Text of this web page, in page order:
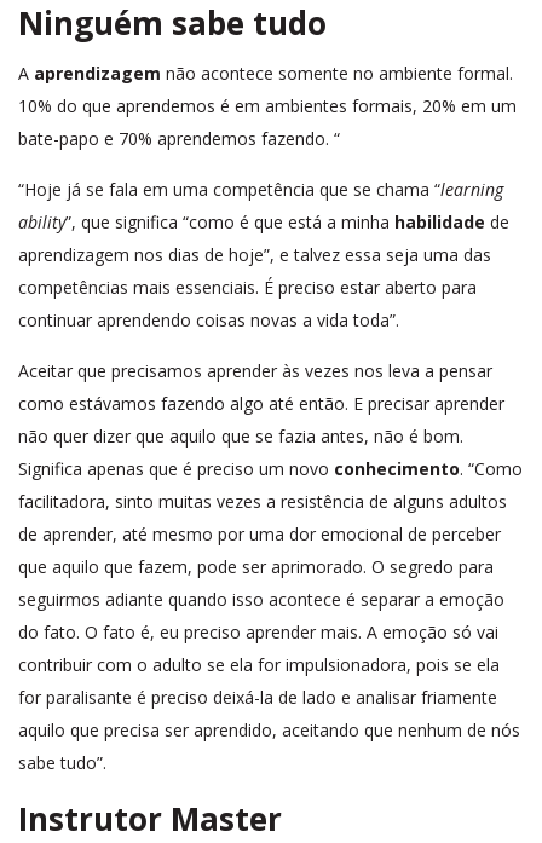
Ninguém sabe tudo
A aprendizagem não acontece somente no ambiente formal.
10% do que aprendemos é em ambientes formais, 20% em um
bate-papo e 70% aprendemos fazendo. “
“Hoje já se fala em uma competência que se chama “learning
ability”, que significa “como é que está a minha habilidade de
aprendizagem nos dias de hoje”, e talvez essa seja uma das
competências mais essenciais. É preciso estar aberto para
continuar aprendendo coisas novas a vida toda”.
Aceitar que precisamos aprender às vezes nos leva a pensar
como estávamos fazendo algo até então. E precisar aprender
não quer dizer que aquilo que se fazia antes, não é bom.
Significa apenas que é preciso um novo conhecimento. “Como
facilitadora, sinto muitas vezes a resistência de alguns adultos
de aprender, até mesmo por uma dor emocional de perceber
que aquilo que fazem, pode ser aprimorado. O segredo para
seguirmos adiante quando isso acontece é separar a emoção
do fato. O fato é, eu preciso aprender mais. A emoção só vai
contribuir com o adulto se ela for impulsionadora, pois se ela
for paralisante é preciso deixá-la de lado e analisar friamente
aquilo que precisa ser aprendido, aceitando que nenhum de nós
sabe tudo”.
Instrutor Master